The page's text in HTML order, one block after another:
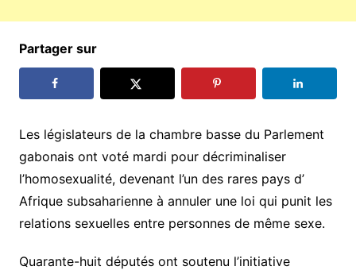
Partager sur
Les législateurs de la chambre basse du Parlement
gabonais ont voté mardi pour décriminaliser
l’homosexualité, devenant l’un des rares pays d’
Afrique subsaharienne à annuler une loi qui punit les
relations sexuelles entre personnes de même sexe.
Quarante-huit députés ont soutenu l’initiative